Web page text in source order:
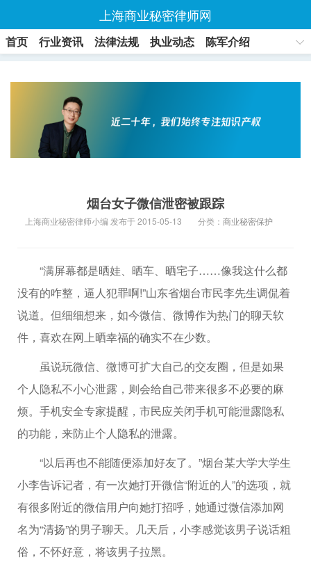
上海商业秘密律师网
首页 行业资讯 法律法规 执业动态
陈军介绍
烟台女子微信泄密被跟踪
上海商业秘密律师小编 发布于 2015-05-13 分类： 商业秘密保护
“满屏幕都是晒娃、晒车、晒宅子……像我这什么都
没有的咋整，逼人犯罪啊!”山东省烟台市民李先生调侃着
说道。但细细想来，如今微信、微博作为热门的聊天软
件，喜欢在网上晒幸福的确实不在少数。
虽说玩微信、微博可扩大自己的交友圈，但是如果
个人隐私不小心泄露，则会给自己带来很多不必要的麻
烦。手机安全专家提醒，市民应关闭手机可能泄露隐私
的功能，来防止个人隐私的泄露。
“以后再也不能随便添加好友了。”烟台某大学大学生
小李告诉记者，有一次她打开微信“附近的人”的选项，就
有很多附近的微信用户向她打招呼，她通过微信添加网
名为“清扬”的男子聊天。几天后，小李感觉该男子说话粗
俗，不怀好意，将该男子拉黑。